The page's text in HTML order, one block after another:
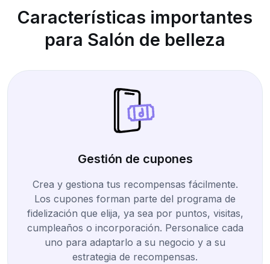
Características importantes
para Salón de belleza
Gestión de cupones
Crea y gestiona tus recompensas fácilmente.
Los cupones forman parte del programa de
fidelización que elija, ya sea por puntos, visitas,
cumpleaños o incorporación. Personalice cada
uno para adaptarlo a su negocio y a su
estrategia de recompensas.